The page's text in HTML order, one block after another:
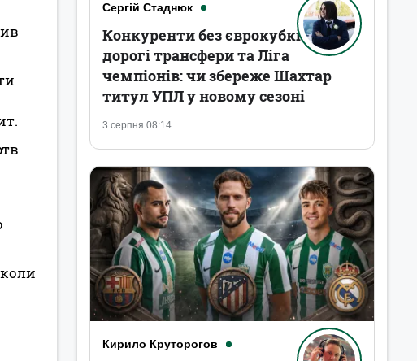
Сергій Стаднюк
3 серпня 08:14
Конкуренти без єврокубків,
дорогі трансфери та Ліга
чемпіонів: чи збереже Шахтар
титул УПЛ у новому сезоні
Кирило Круторогов